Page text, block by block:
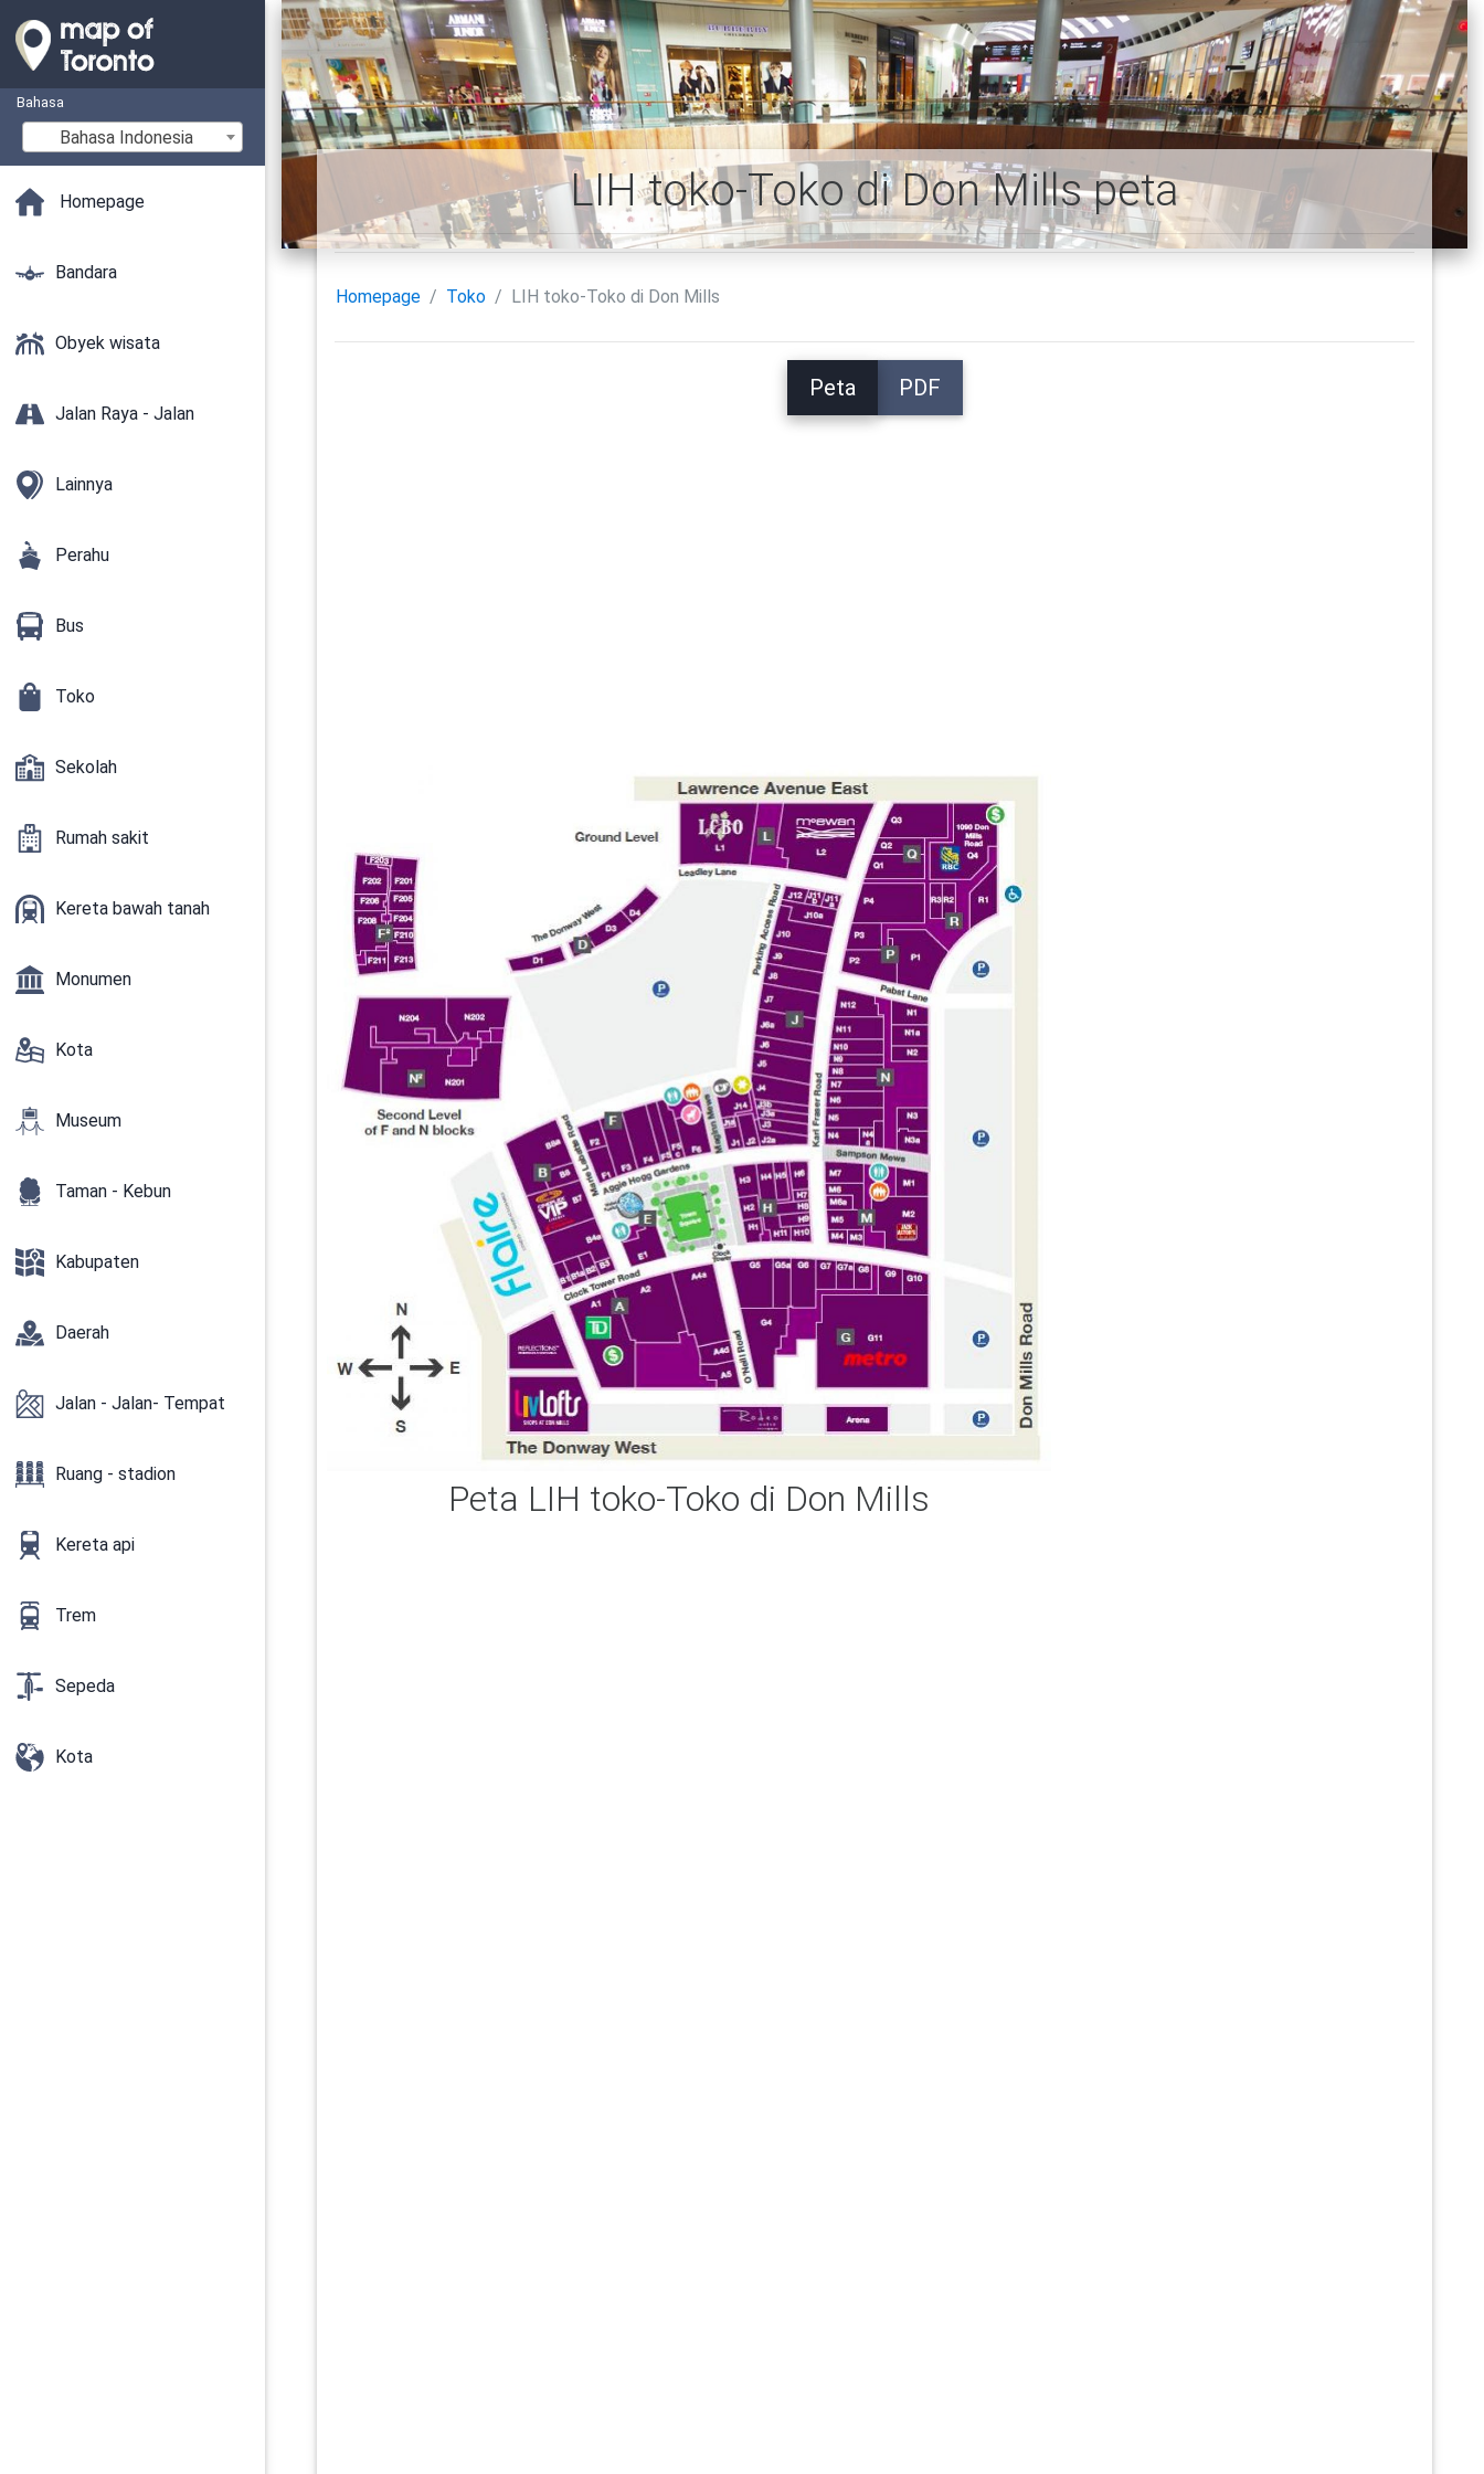
Bahasa
Bahasa Indonesia
Homepage
Bandara
Obyek wisata
Jalan Raya - Jalan
Lainnya
Perahu
Bus
Toko
Sekolah
Rumah sakit
Kereta bawah tanah
Monumen
Kota
Museum
Taman - Kebun
Kabupaten
Daerah
Jalan - Jalan- Tempat
Ruang - stadion
Kereta api
Trem
Sepeda
Kota
LIH toko-Toko di Don Mills peta
Homepage Toko LIH toko-Toko di Don Mills
Peta PDF
Peta LIH toko-Toko di Don Mills